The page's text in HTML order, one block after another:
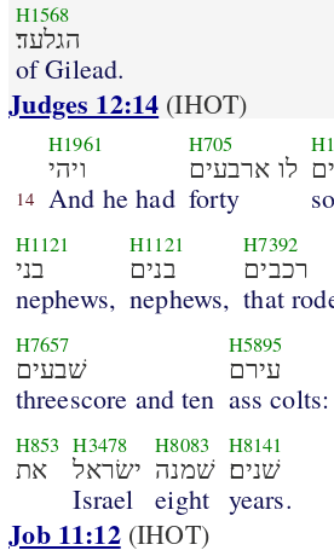
H1568
הגלעד׃
of Gilead.
Judges 12:14 (IHOT)
14
H1961
ויהי
And he had
H705
לו ארבעים
forty
H1121
בני
nephews,
H1121
בנים
nephews,
H7392
רכבים
that
H7657
שׁבעים
threescore and ten
H5895
עירם
ass colts:
H853
את
H3478
ישׂראל
Israel
H8083
שׁמנה
eight
H8141
שׁנים׃
years.
Job 11:12(IHOT)